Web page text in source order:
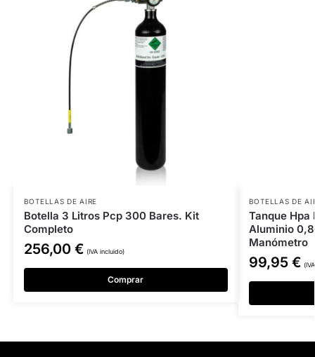
BOTELLAS DE AIRE
Botella 3 Litros Pcp 300 Bares. Kit
Completo
256,00 € (IVA incluido)
Comprar
BOTELLAS DE
Tanque
Aluminio
Manómetro
99,95 €